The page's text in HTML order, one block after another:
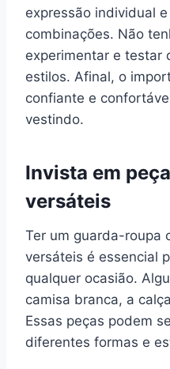
expressão individual
combinações. Não
experimentar e testar
estilos. Afinal, o
confiante e
vestindo.
Invista em
versáteis
Ter um guarda-roupa
versáteis é essencial
qualquer ocasião.
camisa branca, a
Essas peças podem
diferentes formas e